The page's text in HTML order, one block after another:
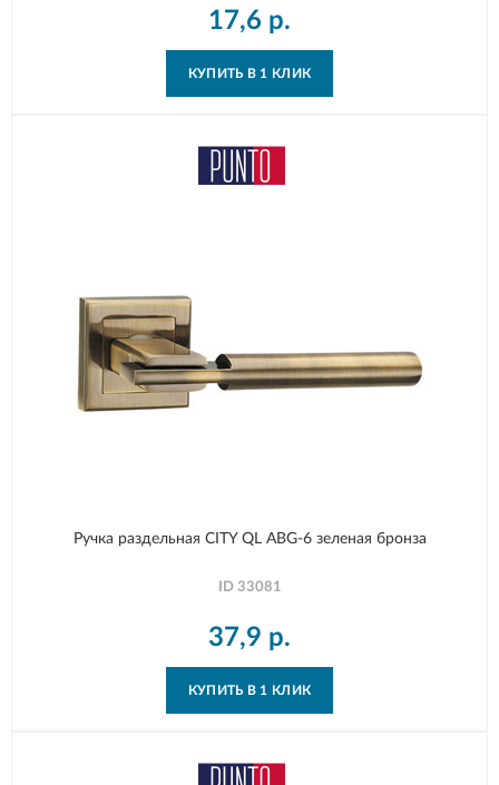
17,6 р.
КУПИТЬ В 1 КЛИК
Ручка раздельная CITY QL ABG-6 зеленая бронза
ID 33081
37,9 р.
КУПИТЬ В 1 КЛИК